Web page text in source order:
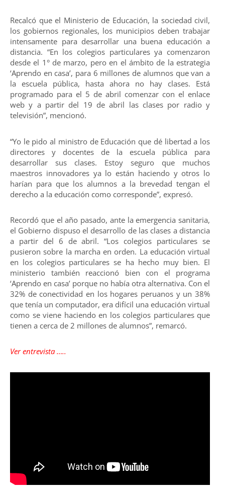
Recalcó que el Ministerio de Educación, la sociedad civil,
los gobiernos regionales, los municipios deben trabajar
intensamente para desarrollar una buena educación a
distancia. “En los colegios particulares ya comenzaron
desde el 1° de marzo, pero en el ámbito de la estrategia
‘Aprendo en casa’, para 6 millones de alumnos que van a
la escuela pública, hasta ahora no hay clases. Está
programado para el 5 de abril comenzar con el enlace
web y a partir del 19 de abril las clases por radio y
televisión”, mencionó.
“Yo le pido al ministro de Educación que dé libertad a los
directores y docentes de la escuela pública para
desarrollar sus clases. Estoy seguro que muchos
maestros innovadores ya lo están haciendo y otros lo
harían para que los alumnos a la brevedad tengan el
derecho a la educación como corresponde”, expresó.
Recordó que el año pasado, ante la emergencia sanitaria,
el Gobierno dispuso el desarrollo de las clases a distancia
a partir del 6 de abril. “Los colegios particulares se
pusieron sobre la marcha en orden. La educación virtual
en los colegios particulares se ha hecho muy bien. El
ministerio también reaccionó bien con el programa
‘Aprendo en casa’ porque no había otra alternativa. Con el
32% de conectividad en los hogares peruanos y un 38%
que tenía un computador, era difícil una educación virtual
como se viene haciendo en los colegios particulares que
tienen a cerca de 2 millones de alumnos”, remarcó.
Ver entrevista …..